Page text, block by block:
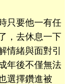
只要他一有任
，去休息一下
情緒與面對引
年後不僅無法
選擇鑽進被